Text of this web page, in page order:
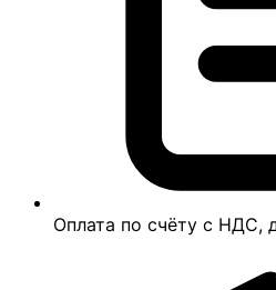
Оплата по счёту с НДС,